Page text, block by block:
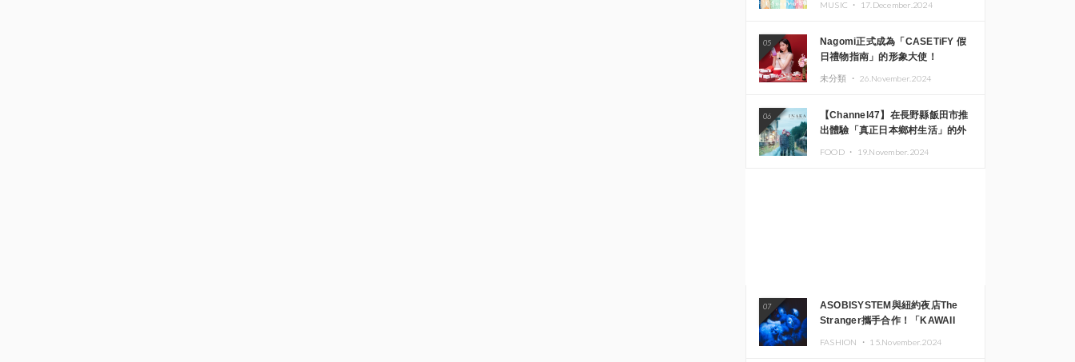
MUSIC ・ 17.December.2024
05
Nagomi正式成為「CASETiFY 假
日禮物指南」的形象大使！
未分類 ・ 26.November.2024
06
【Channel47】在長野縣飯田市推
出體驗「真正日本鄉村生活」的外
FOOD ・ 19.November.2024
07
ASOBISYSTEM與紐約夜店The
Stranger攜手合作！「KAWAII
FASHION ・ 15.November.2024